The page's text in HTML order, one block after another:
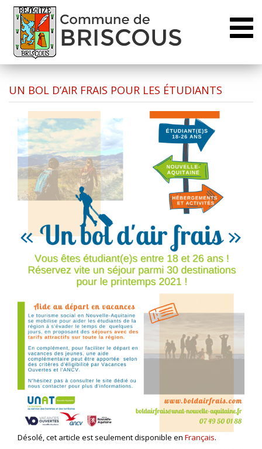
UN BOL D’AIR FRAIS POUR LES ÉTUDIANTS
Désolé, cet article est seulement disponible en Français.